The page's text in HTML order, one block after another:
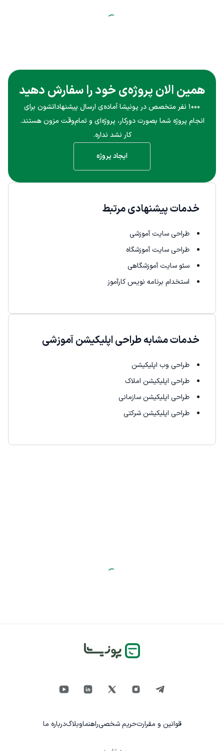
همین الان پروژه‌ی خود را سفارش دهید
۱۰۰۰ نفر متخصص در پونیشا آماده‌ی ارسال پیشنهاداتشون برای
انجام پروژه شما بصورت دورکار، پروژه‌ای و تمام‌وقت مزون هستند.
کار نشد نداره.
ایجاد پروژه
خدمات مشابه طراحی اپلیکیشن آموزشی
طراحی وب اپلیکیشن
طراحی اپلیکیشن املاک
طراحی اپلیکیشن سازمانی
طراحی اپلیکیشن شرکتی
خدمات پیشنهادی مرتبط
طراحی سایت آموزشی
طراحی سایت آموزشگاه
سئو سایت آموزشگاهی
استخدام برنامه نویس کارآموز
قوانین و مقرارتحریم شخصیراهنماوبلاگدرباره ما